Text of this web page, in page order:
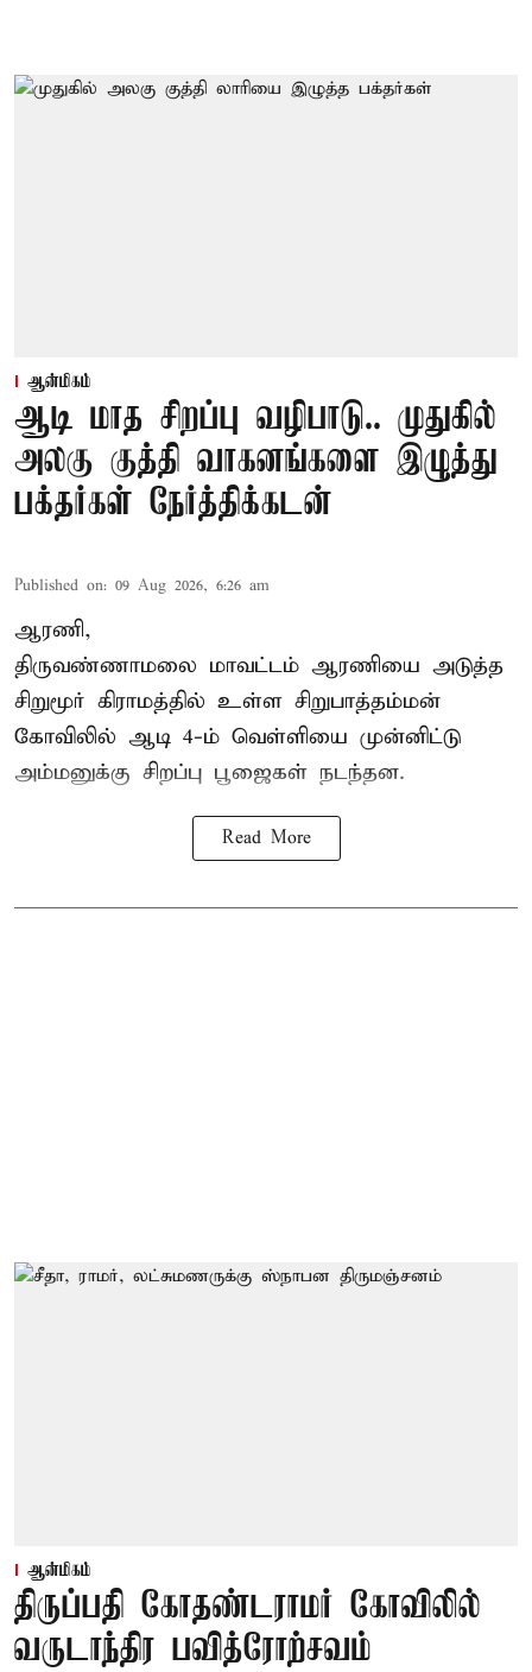
ஆன்மிகம்
ஆடி மாத சிறப்பு வழிபாடு.. முதுகில்
அலகு குத்தி வாகனங்களை இழுத்து
பக்தர்கள் நேர்த்திக்கடன்
Published on: 09 Aug 2026, 6:26 am
ஆரணி,
திருவண்ணாமலை மாவட்டம் ஆரணியை அடுத்த
சிறுமூர் கிராமத்தில் உள்ள சிறுபாத்தம்மன்
கோவிலில் ஆடி 4-ம் வெள்ளியை முன்னிட்டு
அம்மனுக்கு சிறப்பு பூஜைகள் நடந்தன.
Read More
ஆன்மிகம்
திருப்பதி கோதண்டராமர் கோவிலில்
வருடாந்திர பவித்ரோற்சவம்